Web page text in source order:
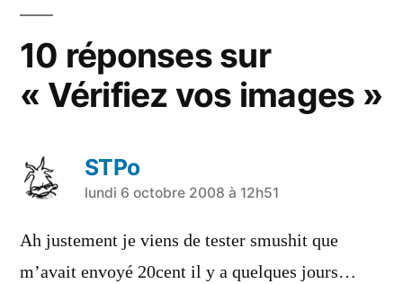
10 réponses sur
« Vérifiez vos images »
STPo
a
dit :
lundi 6 octobre 2008 à 12h51
Ah justement je viens de tester smushit que
m’avait envoyé 20cent il y a quelques jours…